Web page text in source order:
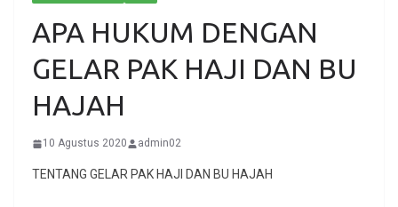
APA HUKUM DENGAN
GELAR PAK HAJI DAN BU
HAJAH
10 Agustus 2020 admin02
TENTANG GELAR PAK HAJI DAN BU HAJAH